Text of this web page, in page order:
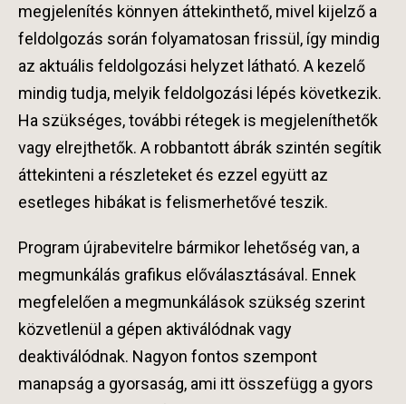
megjelenítés könnyen áttekinthető, mivel kijelző a
feldolgozás során folyamatosan frissül, így mindig
az aktuális feldolgozási helyzet látható. A kezelő
mindig tudja, melyik feldolgozási lépés következik.
Ha szükséges, további rétegek is megjeleníthetők
vagy elrejthetők. A robbantott ábrák szintén segítik
áttekinteni a részleteket és ezzel együtt az
esetleges hibákat is felismerhetővé teszik.
Program újrabevitelre bármikor lehetőség van, a
megmunkálás grafikus előválasztásával. Ennek
megfelelően a megmunkálások szükség szerint
közvetlenül a gépen aktiválódnak vagy
deaktiválódnak. Nagyon fontos szempont
manapság a gyorsaság, ami itt összefügg a gyors